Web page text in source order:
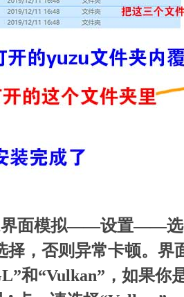
界面模拟——设置——
择，否则异常卡顿。界
和“Vulkan”，如果你